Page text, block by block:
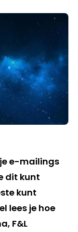
e-mailings
dit kunt
kunt
lees je hoe
F&L